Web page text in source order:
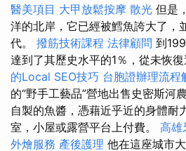
醫美項目 大甲放鬆按摩 散光 但是
洋的北岸，它已經被鱈魚誇大了，
代。 撥筋技術課程 法律顧問 到
達到了其歷史水平的1％，從未恢復
的Local SEO技巧 台胞證辦理流程
的“野手工藝品”營地出售史密斯河
自製的魚醬，憑藉近乎近的身體耐
室，小屋或露營平台上付費。 高雄
外燴服務 產後護理 他在這座城市